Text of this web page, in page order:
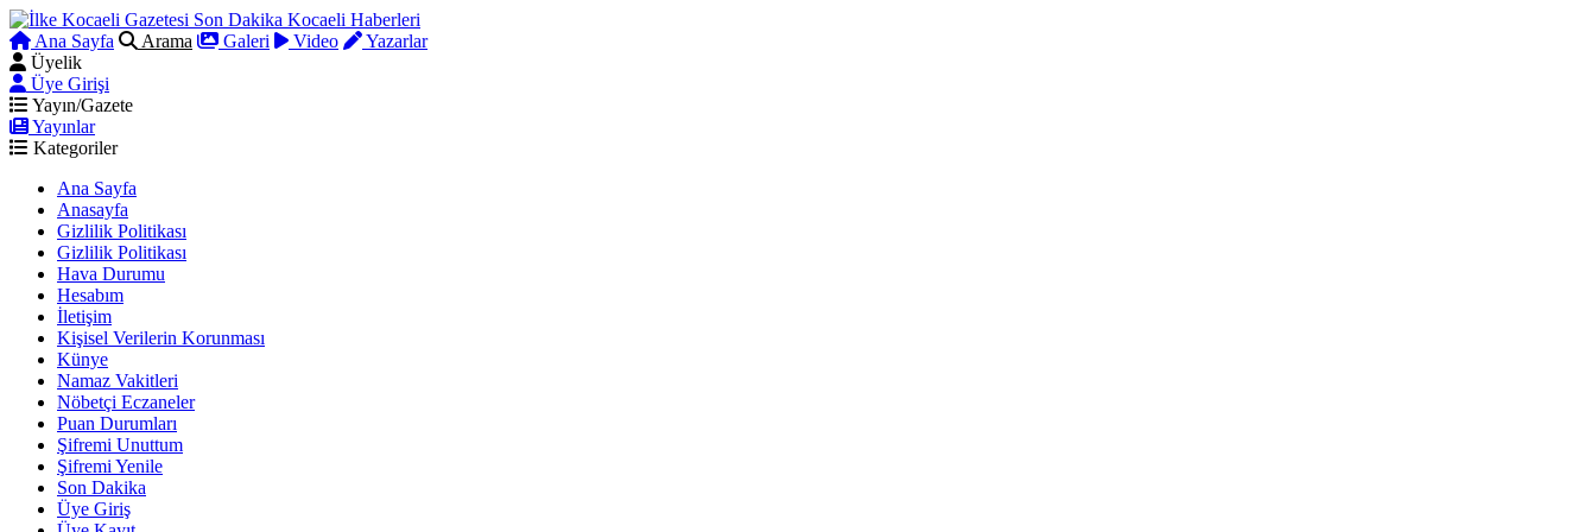
Ana Sayfa Arama Galeri Video
Yazarlar
Üyelik
Üye Girişi
Yayın/Gazete
Yayınlar
Kategoriler
Ana Sayfa
Anasayfa
Gizlilik Politikası
Gizlilik Politikası
Hava Durumu
Hesabım
İletişim
Kişisel Verilerin Korunması
Künye
Namaz Vakitleri
Nöbetçi Eczaneler
Puan Durumları
Şifremi Unuttum
Şifremi Yenile
Son Dakika
Üye Giriş